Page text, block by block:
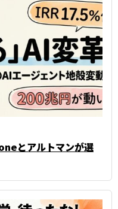
とアルトマンが選